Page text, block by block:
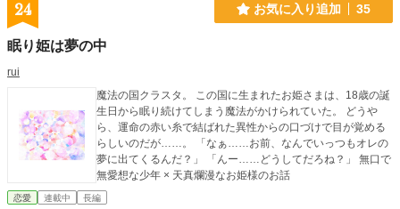
24 お気に入り追加 35
眠り姫は夢の中
rui
魔法の国クラスタ。 この国に生まれたお姫さまは、18歳の誕
生日から眠り続けてしまう魔法がかけられていた。 どうや
ら、運命の赤い糸で結ばれた異性からの口づけで目が覚める
らしいのだが……。 「なぁ……お前、なんでいっつもオレの
夢に出てくるんだ？」 「んー……どうしてだろね？」 無口で
無愛想な少年 × 天真爛漫なお姫様のお話
恋愛 連載中 長編